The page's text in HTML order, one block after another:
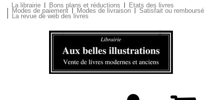
La librairie Bons plans et réductions Etats des livres
Modes de paiement Modes de livraison Satisfait ou remboursé
La revue de web des livres